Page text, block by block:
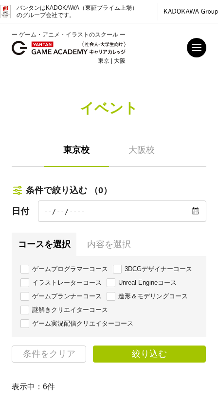
バンタンはKADOKAWA（東証プライム上場）
のグループ会社です。
ー ゲーム・アニメ・イラストのスクール ー
東京 | 大阪
イベント
東京校 大阪校
条件で絞り込む （0）
日付
コースを選択 内容を選択
ゲームプログラマーコース
3DCGデザイナーコース
イラストレーターコース
Unreal Engineコース
ゲームプランナーコース
造形＆モデリングコース
謎解きクリエイターコース
ゲーム実況配信クリエイターコース
条件をクリア 絞り込む
表示中： 6件